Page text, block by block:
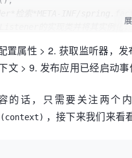
的实现类并将其实例化，
listeners =
applicationArguments =
属性 > 2. 获取监听器，
文 > 9. 发布应用已经启动
的话，只需要关注两
，接下来我们来看